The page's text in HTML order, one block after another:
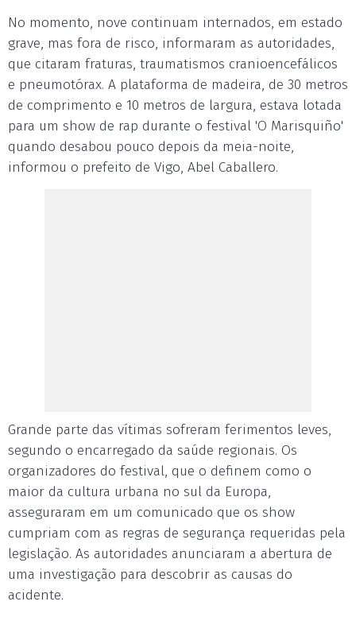
No momento, nove continuam internados, em estado
grave, mas fora de risco, informaram as autoridades,
que citaram fraturas, traumatismos cranioencefálicos
e pneumotórax. A plataforma de madeira, de 30 metros
de comprimento e 10 metros de largura, estava lotada
para um show de rap durante o festival 'O Marisquiño'
quando desabou pouco depois da meia-noite,
informou o prefeito de Vigo, Abel Caballero.
Grande parte das vítimas sofreram ferimentos leves,
segundo o encarregado da saúde regionais. Os
organizadores do festival, que o definem como o
maior da cultura urbana no sul da Europa,
asseguraram em um comunicado que os show
cumpriam com as regras de segurança requeridas pela
legislação. As autoridades anunciaram a abertura de
uma investigação para descobrir as causas do
acidente.